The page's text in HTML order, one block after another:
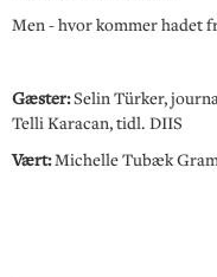
Men - hvor kommer hadet
Gæster:Selin Türker,
Telli Karacan, tidl. DIIS
Vært:Michelle Tubæk